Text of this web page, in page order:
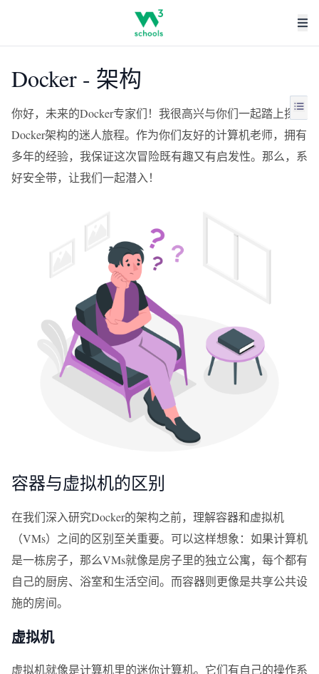
Docker - 架构
你好，未来的Docker专家们！我很高兴与你们一起踏上探索
Docker架构的迷人旅程。作为你们友好的计算机老师，拥有
多年的经验，我保证这次冒险既有趣又有启发性。那么，系
好安全带，让我们一起潜入！
容器与虚拟机的区别
在我们深入研究Docker的架构之前，理解容器和虚拟机
（VMs）之间的区别至关重要。可以这样想象：如果计算机
是一栋房子，那么VMs就像是房子里的独立公寓，每个都有
自己的厨房、浴室和生活空间。而容器则更像是共享公共设
施的房间。
虚拟机
虚拟机就像是计算机里的迷你计算机。它们有自己的操作系